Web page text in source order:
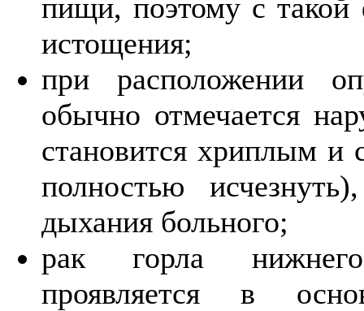
пищи, поэтому с такой
истощения;
при расположении
обычно отмечается
становится хриплым и
полностью
дыхания больного;
рак горла нижнего
проявляется в